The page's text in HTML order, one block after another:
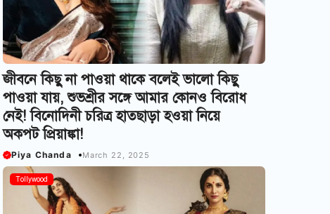
জীবনে কিছু না পাওয়া থাকে বলেই ভালো কিছু
পাওয়া যায়, শুভশ্রীর সঙ্গে আমার কোন‌ও বিরোধ
নেই! বিনোদিনী চরিত্র হাতছাড়া হওয়া নিয়ে
অকপট প্রিয়াঙ্কা!
Piya Chanda March 22, 2025
Tollywood